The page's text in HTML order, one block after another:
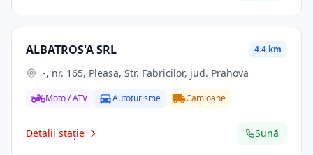
ALBATROS'A SRL 4.4 km
-, nr. 165, Pleasa, Str. Fabricilor, jud. Prahova
Moto / ATV Autoturisme Camioane
Detalii stație Sună